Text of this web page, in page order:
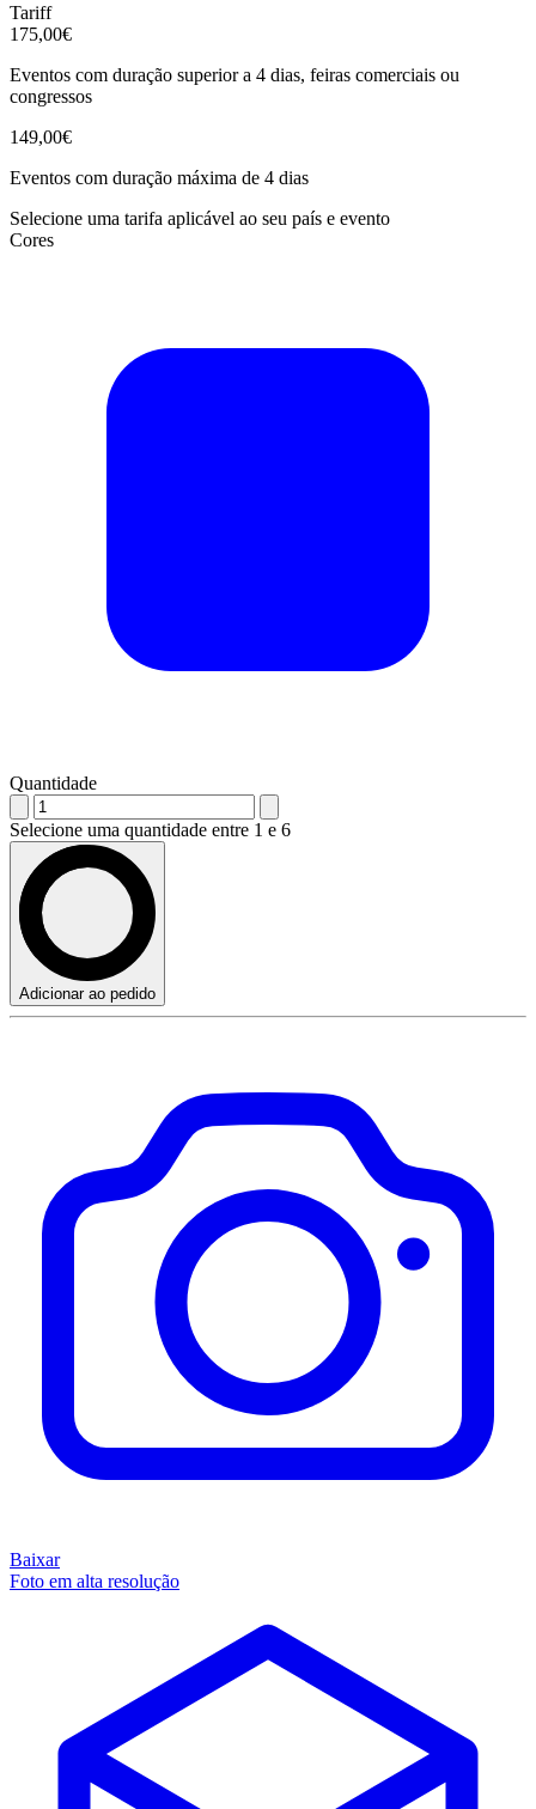
Tariff
175,00€
Eventos com duração superior a 4 dias, feiras comerciais ou
congressos
149,00€
Eventos com duração máxima de 4 dias
Selecione uma tarifa aplicável ao seu país e evento
Cores
Quantidade
Selecione uma quantidade entre 1 e 6
Adicionar ao pedido
Baixar
Foto em alta resolução